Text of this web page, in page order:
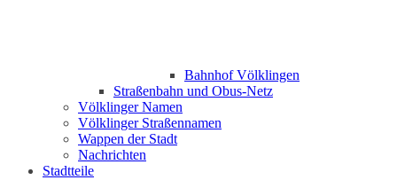
Bahnhof Völklingen
Straßenbahn und Obus-Netz
Völklinger Namen
Völklinger Straßennamen
Wappen der Stadt
Nachrichten
Stadtteile